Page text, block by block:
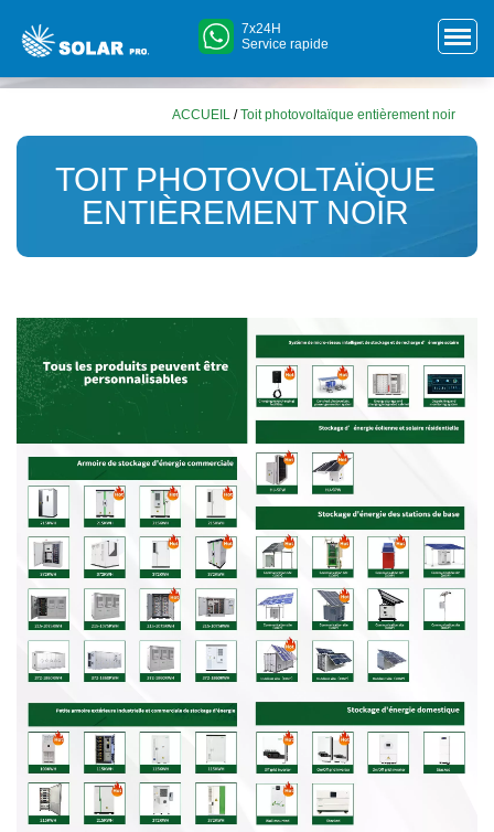
7x24H
Service rapide
ACCUEIL /Toit photovoltaïque entièrement noir
TOIT PHOTOVOLTAÏQUE
ENTIÈREMENT NOIR